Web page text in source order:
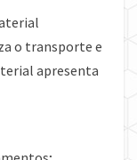
o transporte e
apresenta